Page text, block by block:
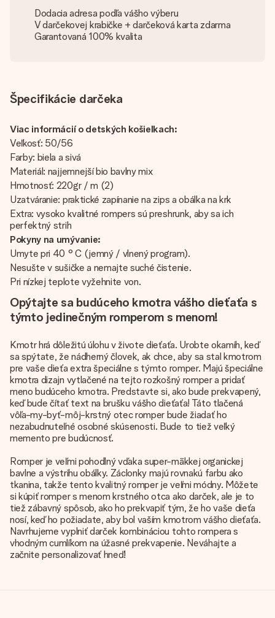
Dodacia adresa podľa vášho výberu
V darčekovej krabičke + darčeková karta zdarma
Garantovaná 100% kvalita
Špecifikácie darčeka
Viac informácií o detských košieľkach:
Veľkosť: 50/56
Farby: biela a sivá
Materiál: najjemnejší bio bavlny mix
Hmotnosť: 220gr / m (2)
Uzatváranie: praktické zapínanie na zips a obálka na krk
Extra: vysoko kvalitné rompers sú preshrunk, aby sa ich
perfektný strih
Pokyny na umývanie:
Umyte pri 40 ° C (jemný / vlnený program).
Nesušte v sušičke a nemajte suché čistenie.
Pri nízkej teplote vyžehnite von.
Opýtajte sa budúceho kmotra vášho dieťaťa s
týmto jedinečným romperom s menom!
Kmotr hrá dôležitú úlohu v živote dieťaťa. Urobte okamih, keď
sa spýtate, že nádherný človek, ak chce, aby sa stal kmotrom
pre vaše dieťa extra špeciálne s týmto romper. Majú špeciálne
kmotra dizajn vytlačené na tejto rozkošný romper a pridať
meno budúceho kmotra. Predstavte si, ako bude prekvapený,
keď bude čítať text na brušku vášho dieťaťa! Táto tlačená
vôľa-my-byť-môj-krstný otec romper bude žiadať ho
nezabudnuteľné osobné skúsenosti. Bude to tiež veľký
memento pre budúcnosť.
Romper je veľmi pohodlný vďaka super-mäkkej organickej
bavlne a výstrihu obálky. Záclonky majú rovnakú farbu ako
tkanina, takže tento kvalitný romper je veľmi módny. Môžete
si kúpiť romper s menom krstného otca ako darček, ale je to
tiež zábavný spôsob, ako ho prekvapiť tým, že ho vaše dieťa
nosí, keď ho požiadate, aby bol vaším kmotrom vášho dieťaťa.
Navrhujeme vyplniť darček kombináciou tohto rompera s
vhodným cumlíkom na úžasné prekvapenie. Neváhajte a
začnite personalizovať hneď!